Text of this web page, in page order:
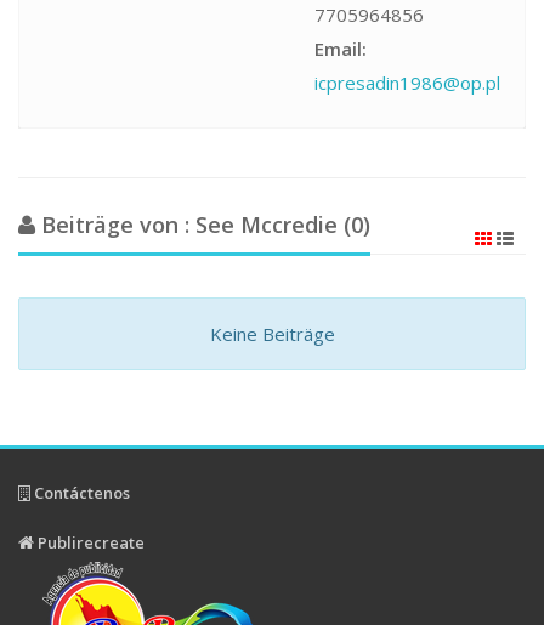
7705964856
Email:
icpresadin1986@op.pl
Beiträge von : See Mccredie (0)
Keine Beiträge
Contáctenos
Publirecreate